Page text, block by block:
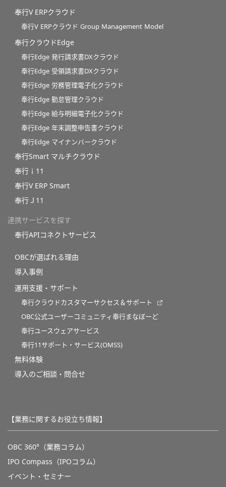
奉行V ERPクラウド
奉行V ERPクラウド Group Management Model
奉行クラウドEdge
奉行Edge 発行請求書DXクラウド
奉行Edge 受領請求書DXクラウド
奉行Edge 労務管理電子化クラウド
奉行Edge 勤怠管理クラウド
奉行Edge 給与明細電子化クラウド
奉行Edge 年末調整申告書クラウド
奉行Edge マイナンバークラウド
奉行Smart マルチクラウド
奉行ｉ11
奉行V ERP Smart
奉行Ｊ11
連携サービスを探す
奉行APIコネクトサービス
OBCが選ばれる理由
導入事例
運用支援・サポート
奉行クラウドカスタマーサクセス＆サポート
OBC公式ユーザーコミュニティ奉行まなぼーど
奉行ユースウェアサービス
奉行11サポート・サービス(OMSS)
無料体験
導入のご相談・問合せ
【業務に関するお役立ち情報】
OBC 360°（業務コラム）
IPO Compass（IPOコラム）
イベント・セミナー